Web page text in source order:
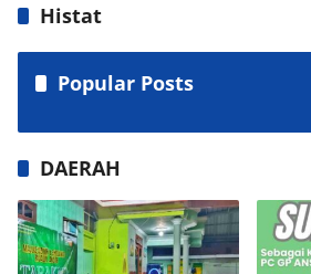
Histat
Popular Posts
DAERAH